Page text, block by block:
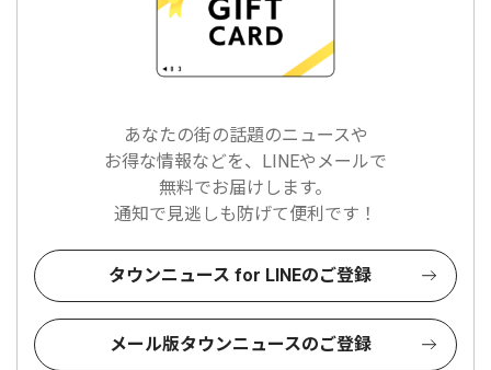
あなたの街の話題のニュースや
お得な情報などを、LINEやメールで
無料でお届けします。
通知で見逃しも防げて便利です！
タウンニュース for LINEのご登録
メール版タウンニュースのご登録